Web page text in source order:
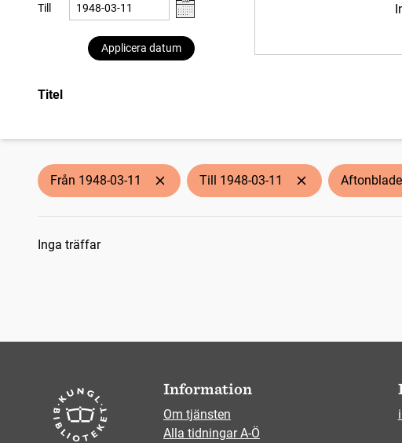
Till
Applicera datum
Titel
Från 1948-03-11 Till 1948-03-11
Sökresultat
Inga träffar
Information
Om tjänsten
Alla tidningar A-Ö